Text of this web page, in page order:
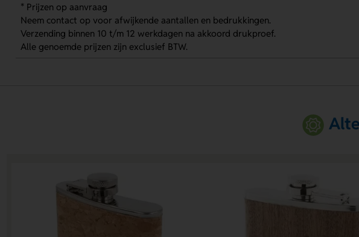
* Prijzen op aanvraag
Neem contact op voor afwijkende aantallen en bedrukkingen.
Verzending binnen 10 t/m 12 werkdagen na akkoord drukproef.
Alle genoemde prijzen zijn exclusief BTW.